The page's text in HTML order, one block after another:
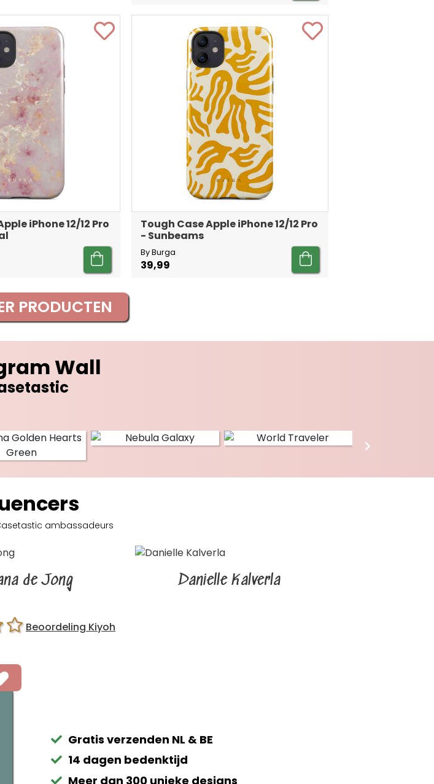
iPhone 12/12 Pro
Tough Case Apple iPhone 12/12 Pro
- Sunbeams
By Burga
39,99
PRODUCTEN
Wall
ambassadeurs
de Jong Danielle Kalverla
Beoordeling Kiyoh
Gratis verzenden NL & BE
14 dagen bedenktijd
Meer dan 300 unieke designs